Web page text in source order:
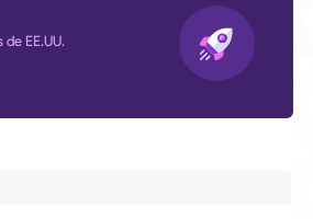
EE.UU.